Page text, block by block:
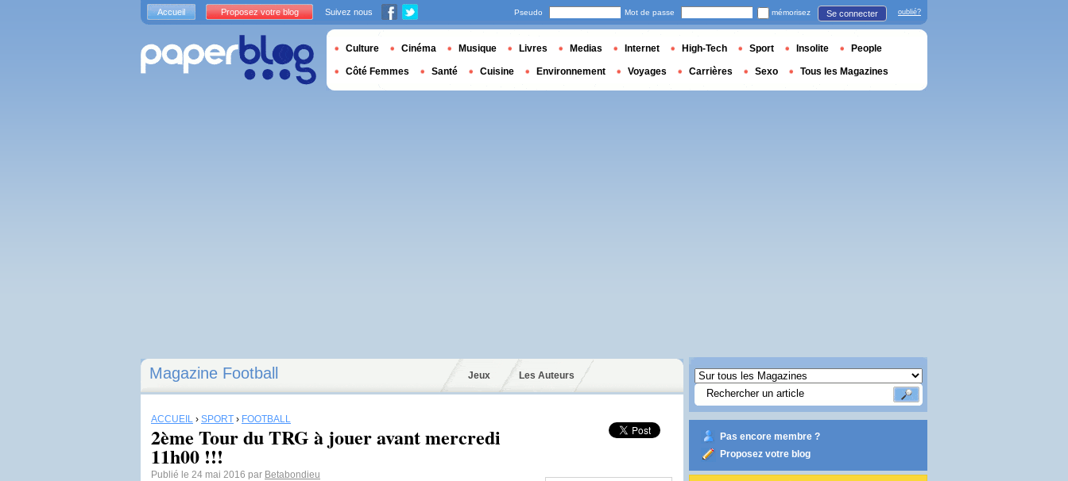
Magazine Football Jeux Les Auteurs
ACCUEIL › SPORT › FOOTBALL
2ème Tour du TRG à jouer avant mercredi
11h00 !!!
Publié le 24 mai 2016 par Betabondieu
Pas encore membre ?
Proposez votre blog
Accueil Proposez votre blog Suivez nous Pseudo Mot de passe mémorisez Se connecter oublié?
Culture Cinéma Musique Livres Medias Internet High-Tech Sport Insolite People
Côté Femmes Santé Cuisine Environnement Voyages Carrières Sexo Tous les Magazines